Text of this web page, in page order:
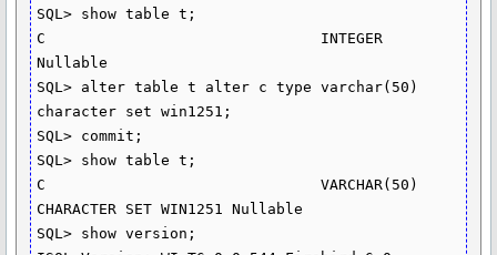
SQL> show table t;
C                               INTEGER
Nullable
SQL> alter table t alter c type varchar(50)
character set win1251;
SQL> commit;
SQL> show table t;
C                               VARCHAR(50)
CHARACTER SET WIN1251 Nullable
SQL> show version;